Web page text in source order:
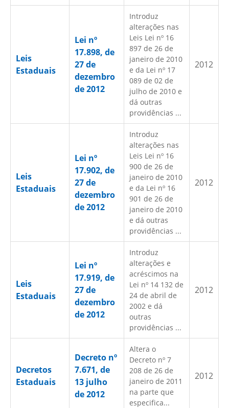
Leis
Estaduais
Lei nº
17.898, de
27 de
dezembro
de 2012
Introduz
alterações nas
Leis Lei nº 16
897 de 26 de
janeiro de 2010
e da Lei nº 17
089 de 02 de
julho de 2010 e
dá outras
providências ...
2012
Leis
Estaduais
Lei nº
17.902, de
27 de
dezembro
de 2012
Introduz
alterações nas
Leis Lei nº 16
900 de 26 de
janeiro de 2010
e da Lei nº 16
901 de 26 de
janeiro de 2010
e dá outras
providências ...
2012
Leis
Estaduais
Lei nº
17.919, de
27 de
dezembro
de 2012
Introduz
alterações e
acréscimos na
Lei nº 14 132 de
24 de abril de
2002 e dá
outras
providências ...
2012
Decretos
Estaduais
Decreto nº
7.671, de
13 julho
de 2012
Altera o
Decreto nº 7
208 de 26 de
janeiro de 2011
na parte que
especifica...
2012